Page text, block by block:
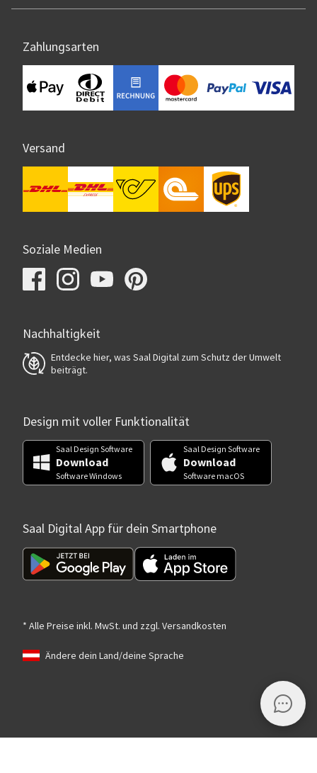
Zahlungsarten
Versand
Soziale Medien
Nachhaltigkeit
Entdecke hier, was Saal Digital zum Schutz der Umwelt
beiträgt.
Design mit voller Funktionalität
Saal Design Software
Download
Software Windows
Saal Design Software
Download
Software macOS
Saal Digital App für dein Smartphone
* Alle Preise inkl. MwSt. und zzgl. Versandkosten
Ändere dein Land/deine Sprache